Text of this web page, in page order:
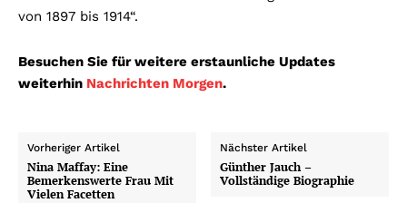
von 1897 bis 1914“.
Besuchen Sie für weitere erstaunliche Updates
weiterhin Nachrichten Morgen.
Vorheriger Artikel
Nina Maffay: Eine
Bemerkenswerte Frau Mit
Vielen Facetten
Nächster Artikel
Günther Jauch –
Vollständige Biographie